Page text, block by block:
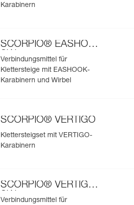
Karabinern
SCORPIO® EASHOOK
SW
Verbindungsmittel für
Klettersteige mit EASHOOK-
Karabinern und Wirbel
SCORPIO® VERTIGO
Klettersteigset mit VERTIGO-
Karabinern
SCORPIO® VERTIGO
SW
Verbindungsmittel für